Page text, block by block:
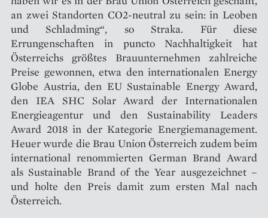
an zwei Standorten CO2-neutral zu sein: in Leoben
und Schladming“, so Straka. Für diese
Errungenschaften in puncto Nachhaltigkeit hat
Österreichs größtes Brauunternehmen zahlreiche
Preise gewonnen, etwa den internationalen Energy
Globe Austria, den EU Sustainable Energy Award,
den IEA SHC Solar Award der Internationalen
Energieagentur und den Sustainability Leaders
Award 2018 in der Kategorie Energiemanagement.
Heuer wurde die Brau Union Österreich zudem beim
international renommierten German Brand Award
als Sustainable Brand of the Year ausgezeichnet –
und holte den Preis damit zum ersten Mal nach
Österreich.